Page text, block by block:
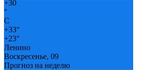
+30
°
C
+33°
+23°
Ленино
Воскресенье, 09
Прогноз на неделю